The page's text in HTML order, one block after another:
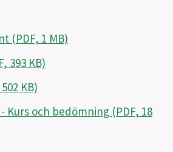
(PDF, 1 MB)
393 KB)
KB)
Kurs och bedömning (PDF, 18